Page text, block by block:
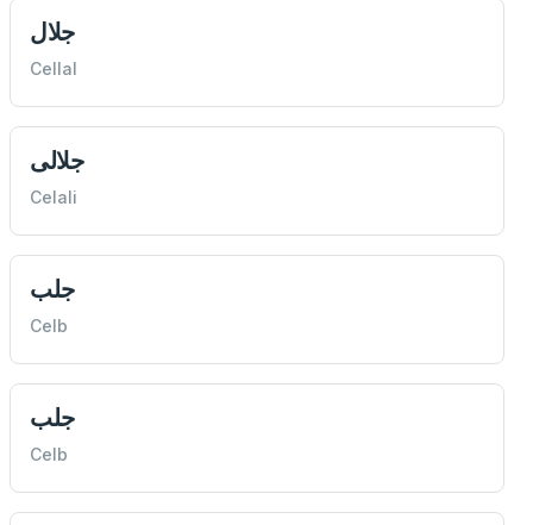
جلال
Cellal
جلالی
Celali
جلب
Celb
جلب
Celb